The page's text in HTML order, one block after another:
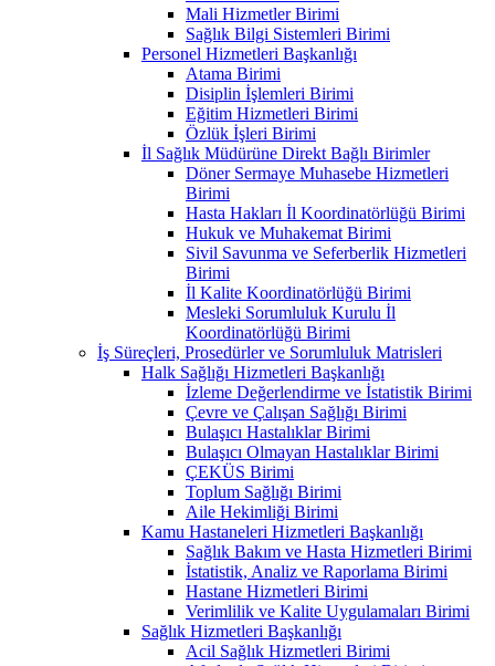
Mali Hizmetler Birimi
Sağlık Bilgi Sistemleri Birimi
Personel Hizmetleri Başkanlığı
Atama Birimi
Disiplin İşlemleri Birimi
Eğitim Hizmetleri Birimi
Özlük İşleri Birimi
İl Sağlık Müdürüne Direkt Bağlı Birimler
Döner Sermaye Muhasebe Hizmetleri
Birimi
Hasta Hakları İl Koordinatörlüğü Birimi
Hukuk ve Muhakemat Birimi
Sivil Savunma ve Seferberlik Hizmetleri
Birimi
İl Kalite Koordinatörlüğü Birimi
Mesleki Sorumluluk Kurulu İl
Koordinatörlüğü Birimi
İş Süreçleri, Prosedürler ve Sorumluluk Matrisleri
Halk Sağlığı Hizmetleri Başkanlığı
İzleme Değerlendirme ve İstatistik Birimi
Çevre ve Çalışan Sağlığı Birimi
Bulaşıcı Hastalıklar Birimi
Bulaşıcı Olmayan Hastalıklar Birimi
ÇEKÜS Birimi
Toplum Sağlığı Birimi
Aile Hekimliği Birimi
Kamu Hastaneleri Hizmetleri Başkanlığı
Sağlık Bakım ve Hasta Hizmetleri Birimi
İstatistik, Analiz ve Raporlama Birimi
Hastane Hizmetleri Birimi
Verimlilik ve Kalite Uygulamaları Birimi
Sağlık Hizmetleri Başkanlığı
Acil Sağlık Hizmetleri Birimi